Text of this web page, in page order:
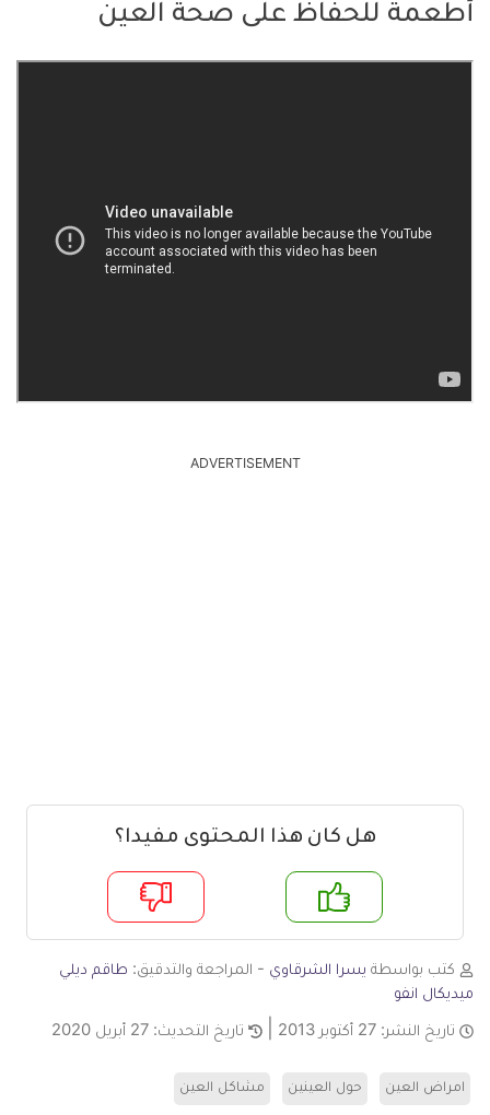
أطعمة للحفاظ على صحة العين
ADVERTISEMENT
هل كان هذا المحتوى مفيدا؟
لا
كتب بواسطة يسرا الشرقاوي - المراجعة والتدقيق: طاقم ديلي
ميديكال انفو
تاريخ النشر: 27 أكتوبر 2013 تاريخ التحديث: 27 أبريل 2020
امراض العين حول العينين مشاكل العين